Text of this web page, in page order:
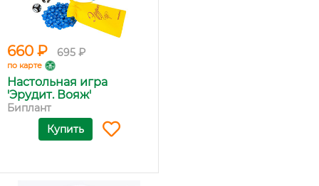
660 ₽ 695 ₽
по карте
Настольная игра
'Эрудит. Вояж'
Биплант
Купить